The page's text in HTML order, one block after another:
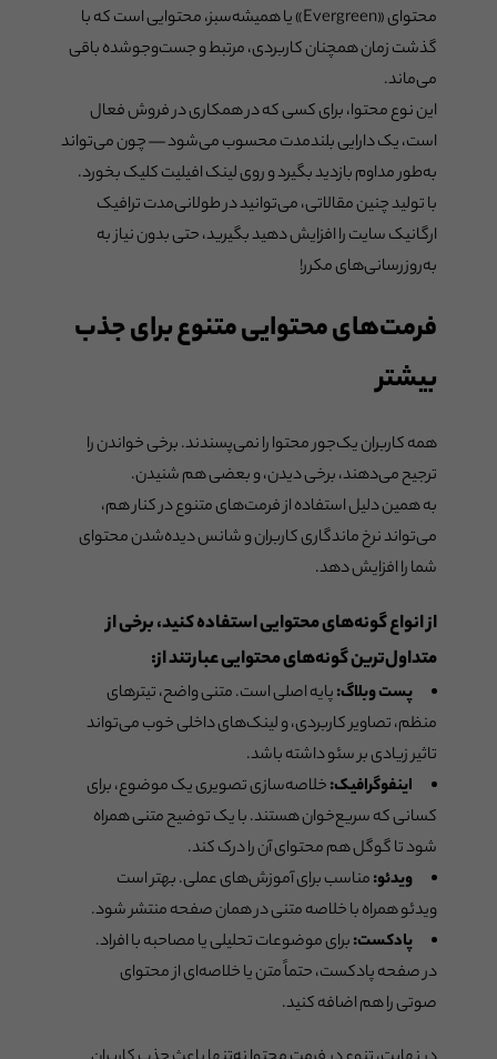
محتوای «Evergreen» یا همیشه‌سبز، محتوایی است که با
گذشت زمان همچنان کاربردی، مرتبط و جست‌وجو‌شده باقی
می‌ماند.
این نوع محتوا، برای کسی که در همکاری در فروش فعال
است، یک دارایی بلندمدت محسوب می‌شود — چون می‌تواند
به‌طور مداوم بازدید بگیرد و روی لینک افیلیت کلیک بخورد.
با تولید چنین مقالاتی، می‌توانید در طولانی‌مدت ترافیک
ارگانیک سایت را افزایش دهید بگیرید، حتی بدون نیاز به
به‌روزرسانی‌های مکرر!
فرمت‌های محتوایی متنوع برای جذب
بیشتر
همه کاربران یک‌جور محتوا را نمی‌پسندند. برخی خواندن را
ترجیح می‌دهند، برخی دیدن، و بعضی هم شنیدن.
به همین دلیل استفاده از فرمت‌های متنوع در کنار هم،
می‌تواند نرخ ماندگاری کاربران و شانس دیده‌شدن محتوای
شما را افزایش دهد.
از انواع گونه‌های محتوایی استفاده کنید، برخی از
متداول‌ترین گونه‌های محتوایی عبارتند از:
پست وبلاگ:پایه اصلی است. متنی واضح، تیترهای
منظم، تصاویر کاربردی، و لینک‌های داخلی خوب می‌تواند
تاثیر زیادی بر سئو داشته باشد.
اینفوگرافیک:خلاصه‌سازی تصویری یک موضوع، برای
کسانی که سریع‌خوان هستند. با یک توضیح متنی همراه
شود تا گوگل هم محتوای آن را درک کند.
ویدئو:مناسب برای آموزش‌های عملی. بهتر است
ویدئو همراه با خلاصه متنی در همان صفحه منتشر شود.
پادکست:برای موضوعات تحلیلی یا مصاحبه با افراد.
در صفحه پادکست، حتماً متن یا خلاصه‌ای از محتوای
صوتی را هم اضافه کنید.